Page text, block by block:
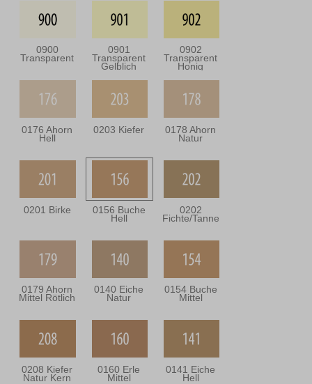
0900
Transparent
0901
Transparent
Gelblich
0902
Transparent
Honig
0176 Ahorn
Hell
0203 Kiefer 0178 Ahorn
Natur
0201 Birke 0156 Buche
Hell
0202
Fichte/Tanne
0179 Ahorn
Mittel Rötlich
0140 Eiche
Natur
0154 Buche
Mittel
0208 Kiefer
Natur Kern
0160 Erle
Mittel
0141 Eiche
Hell